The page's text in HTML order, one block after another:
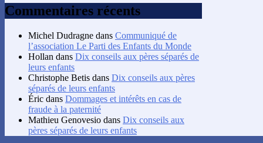
Commentaires récents
Michel Dudragne dans Communiqué de
l’association Le Parti des Enfants du Monde
Hollan dans Dix conseils aux pères séparés de
leurs enfants
Christophe Betis dans Dix conseils aux pères
séparés de leurs enfants
Éric dans Dommages et intérêts en cas de
fraude à la paternité
Mathieu Genovesio dans Dix conseils aux
pères séparés de leurs enfants